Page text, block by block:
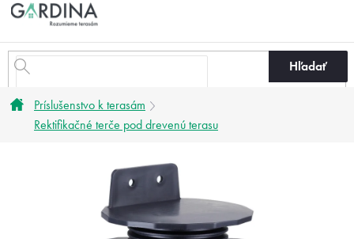
Prejsť
obsah
Hľadať
Domov
Príslušenstvo k terasám
Rektifikačné terče pod drevenú terasu